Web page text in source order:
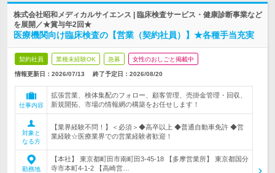
株式会社昭和メディカルサイエンス | 臨床検査サービス・健康診断事業など
を展開／★賞与年2回★
医療機関向け臨床検査の【営業（契約社員）】★各種手当充実
契約社員 業種未経験OK 急募 女性のおしごと掲載中
情報更新日：2026/07/13 終了予定日： 2026/08/20
仕事内容
拡張営業、検体集配のフォロー、顧客管理、売掛金管理・回収、
新規開拓、市場の情報網の構築をお任せします！
対象と
なる方
【業界経験不問！】＜必須＞◆高卒以上 ◆普通自動車免許 ◆営
業経験☆医療業界での営業経験者歓迎！
勤務地
【本社】 東京都町田市南町田3-45-18 【多摩営業所】 東京都国分
寺市本町4-1-2 【高崎営…